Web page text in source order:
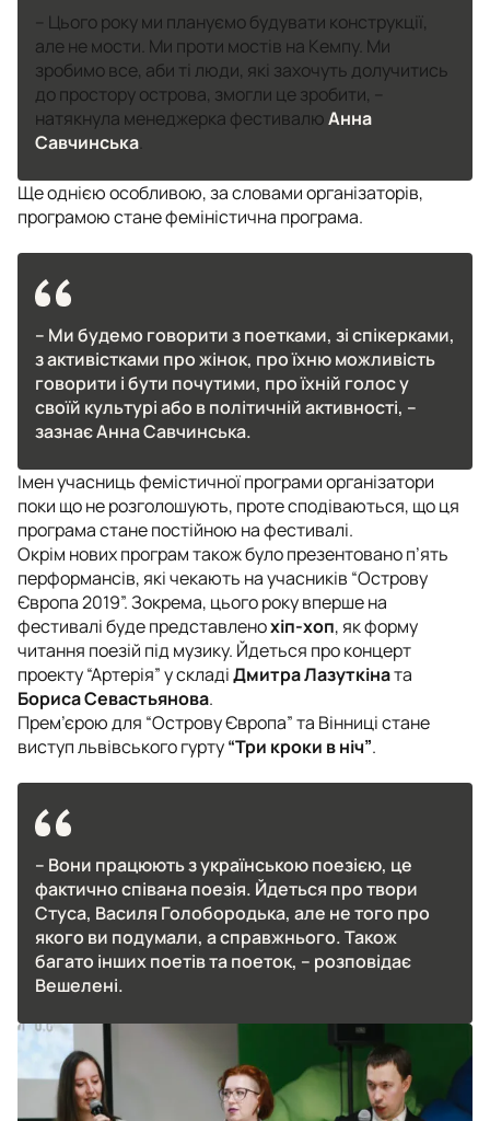
– Цього року ми плануємо будувати конструкції,
але не мости. Ми проти мостів на Кемпу. Ми
зробимо все, аби ті люди, які захочуть долучитись
до простору острова, змогли це зробити, –
натякнула менеджерка фестивалюАнна
Савчинська.
Ще однією особливою, за словами організаторів,
програмою стане феміністична програма.
– Ми будемо говорити з поетками, зі спікерками,
з активістками про жінок, про їхню можливість
говорити і бути почутими, про їхній голос у
своїй культурі або в політичній активності, –
зазнає Анна Савчинська.
Імен учасниць фемістичної програми організатори
поки що не розголошують, проте сподіваються, що ця
програма стане постійною на фестивалі.
Окрім нових програм також було презентовано п’ять
перформансів, які чекають на учасників “Острову
Європа 2019”. Зокрема, цього року вперше на
фестивалі буде представленохіп-хоп, як форму
читання поезій під музику. Йдеться про концерт
проекту “Артерія” у складіДмитра Лазуткіната
Бориса Севастьянова.
Прем’єрою для “Острову Європа” та Вінниці стане
виступ львівського гурту“Три кроки в ніч”.
– Вони працюють з українською поезією, це
фактично співана поезія. Йдеться про твори
Стуса, Василя Голобородька, але не того про
якого ви подумали, а справжнього. Також
багато інших поетів та поеток, – розповідає
Вешелені.